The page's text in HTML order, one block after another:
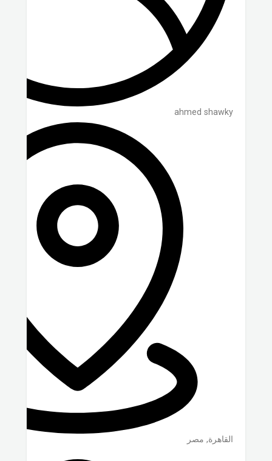
ahmed shawky
القاهرة, مصر